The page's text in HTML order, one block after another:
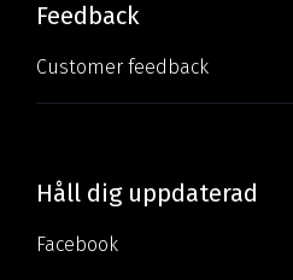
Feedback
Customer feedback
Håll dig uppdaterad
Facebook